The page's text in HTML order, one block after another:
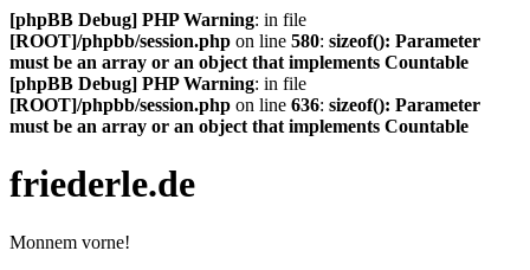
[phpBB Debug] PHP Warning: in file
[ROOT]/phpbb/session.php on line 580: sizeof(): Parameter
must be an array or an object that implements Countable
[phpBB Debug] PHP Warning: in file
[ROOT]/phpbb/session.php on line 636: sizeof(): Parameter
must be an array or an object that implements Countable
friederle.de
Monnem vorne!